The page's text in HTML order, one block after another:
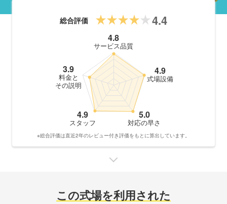
総合評価 4.4
4.8
サービス品質
4.9
式場設備
5.0
対応の早さ
4.9
スタッフ
3.9
料金と
その説明
※総合評価は直近2年のレビュー付き評価をもとに算出しています。
この式場を利用された